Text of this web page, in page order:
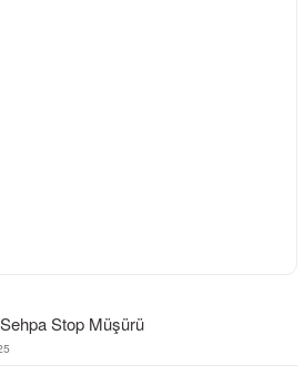
Stop Müşürü